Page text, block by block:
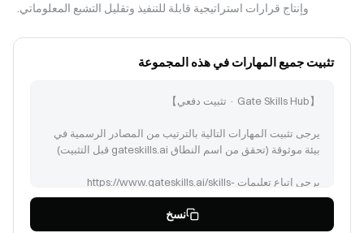
وإنتاج قرارات استراتيجية قابلة للتنفيذ وتقليل التشبع المعلوماتي.
تثبيت جميع المهارات في هذه المجموعة
يرجى تثبيت المهارات التالية بالترتيب من المصادر الرسمية في
يرجى اتباع تعليمات https://www.gateskills.ai/skills-
hub/install/install.sh | bash -s -- --no-skills --path لتثبيت
نسخ